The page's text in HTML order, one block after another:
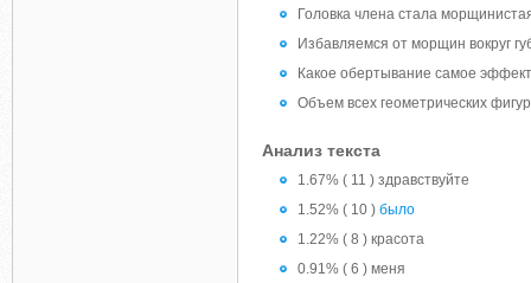
Головка члена стала
Избавляемся от морщин вокруг
Какое обертывание самое
Объем всех геометрических
Анализ текста
1.67% ( 11 ) здравствуйте
1.52% ( 10 ) было
1.22% ( 8 ) красота
0.91% ( 6 ) меня